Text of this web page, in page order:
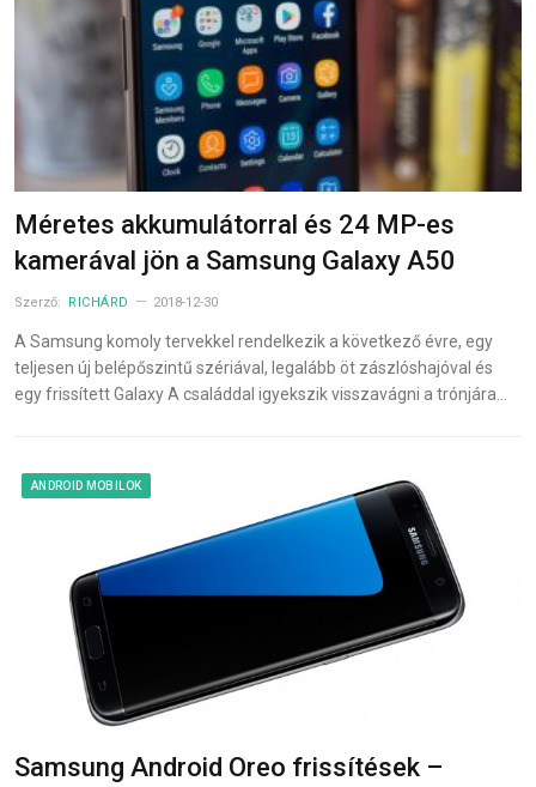
Méretes akkumulátorral és 24 MP-es
kamerával jön a Samsung Galaxy A50
Szerző: RICHÁRD 2018-12-30
A Samsung komoly tervekkel rendelkezik a következő évre, egy
teljesen új belépőszintű szériával, legalább öt zászlóshajóval és
egy frissített Galaxy A családdal igyekszik visszavágni a trónjára…
ANDROID MOBILOK
Samsung Android Oreo frissítések –